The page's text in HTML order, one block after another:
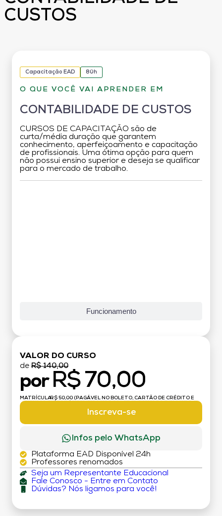
CUSTOS
Capacitação EAD 80h
O QUE VOCÊ VAI APRENDER EM
CONTABILIDADE DE CUSTOS
CURSOS DE CAPACITAÇÃO são de
curta/média duração que garantem
conhecimento, aperfeiçoamento e capacitação
de profissionais. Uma ótima opção para quem
não possui ensino superior e deseja se qualificar
para o mercado de trabalho.
Funcionamento
VALOR DO CURSO
de R$ 140,00
por R$ 70,00
MATRÍCULA:R$ 50,00 (PAGÁVEL NO BOLETO, CARTÃO DE CRÉDITO E
Inscreva-se
Infos pelo WhatsApp
Plataforma EAD Disponível 24h
Professores renomados
Seja um Representante Educacional
Fale Conosco - Entre em Contato
Dúvidas? Nós ligamos para você!